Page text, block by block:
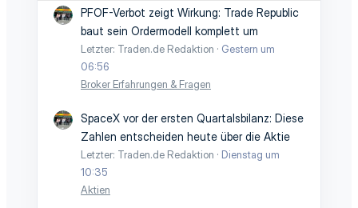
PFOF-Verbot zeigt Wirkung: Trade Republic
baut sein Ordermodell komplett um
Letzter: Traden.de Redaktion
Gestern um
06:56
Broker Erfahrungen & Fragen
SpaceX vor der ersten Quartalsbilanz: Diese
Zahlen entscheiden heute über die Aktie
Letzter: Traden.de Redaktion
Dienstag um
10:35
Aktien